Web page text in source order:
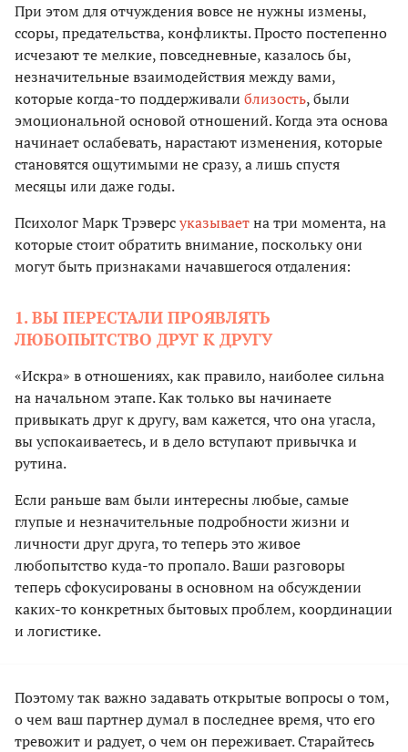
При этом для отчуждения вовсе не нужны измены,
ссоры, предательства, конфликты. Просто постепенно
исчезают те мелкие, повседневные, казалось бы,
незначительные взаимодействия между вами,
которые когда-то поддерживали близость, были
эмоциональной основой отношений. Когда эта основа
начинает ослабевать, нарастают изменения, которые
становятся ощутимыми не сразу, а лишь спустя
месяцы или даже годы.
Психолог Марк Трэверсуказываетна три момента, на
которые стоит обратить внимание, поскольку они
могут быть признаками начавшегося отдаления:
1. ВЫ ПЕРЕСТАЛИ ПРОЯВЛЯТЬ
ЛЮБОПЫТСТВО ДРУГ К ДРУГУ
«Искра» в отношениях, как правило, наиболее сильна
на начальном этапе. Как только вы начинаете
привыкать друг к другу, вам кажется, что она угасла,
вы успокаиваетесь, и в дело вступают привычка и
рутина.
Если раньше вам были интересны любые, самые
глупые и незначительные подробности жизни и
личности друг друга, то теперь это живое
любопытство куда-то пропало. Ваши разговоры
теперь сфокусированы в основном на обсуждении
каких-то конкретных бытовых проблем, координации
и логистике.
Поэтому так важно задавать открытые вопросы о том,
о чем ваш партнер думал в последнее время, что его
тревожит и радует, о чем он переживает. Старайтесь